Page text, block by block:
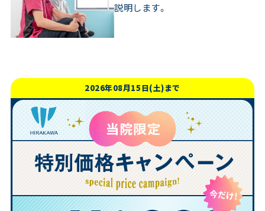
説明します。
2026年08月15日(土)まで